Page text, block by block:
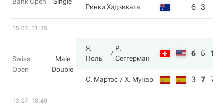
Ринки Хидзиката 6 3
15.07, 11:35
Swiss
Open
Male
Double
Я.
Поль
Р.
Сеггерман
6 5 10
С. Мартос Х. Мунар 3 7 7
13.07, 18:40